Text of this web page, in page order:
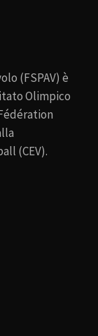
(FSPAV) è
Olimpico
(CEV).